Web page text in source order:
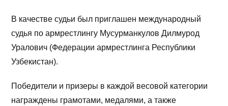
В качестве судьи был приглашен международный
судья по армрестлингу Мусурманкулов Дилмурод
Уралович (Федерации армрестлинга Республики
Узбекистан).
Победители и призеры в каждой весовой категории
награждены грамотами, медалями, а также